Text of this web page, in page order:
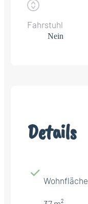
Fahrstuhl
Nein
Details
Wohnfläche